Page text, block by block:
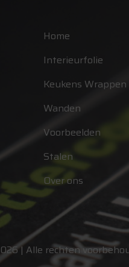
Home
Interieurfolie
Keukens Wrappen
Wanden
Voorbeelden
Stalen
Over ons
| Alle rechten